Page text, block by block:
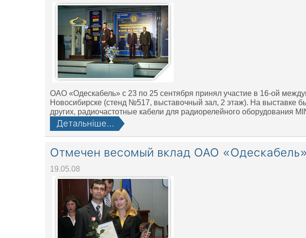
ОАО «Одескабель» c 23 по 25 сентября принял участие в 16-ой
Новосибирске (стенд №517, выставочный зал, 2 этаж). На выставке
других, радиочастотные кабели для радиорелейного оборудования
Детальніше...
Отмечен весомый вклад ОАО
19.05.08